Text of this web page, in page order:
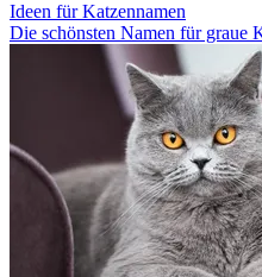
Ideen für Katzennamen
Die schönsten Namen für graue